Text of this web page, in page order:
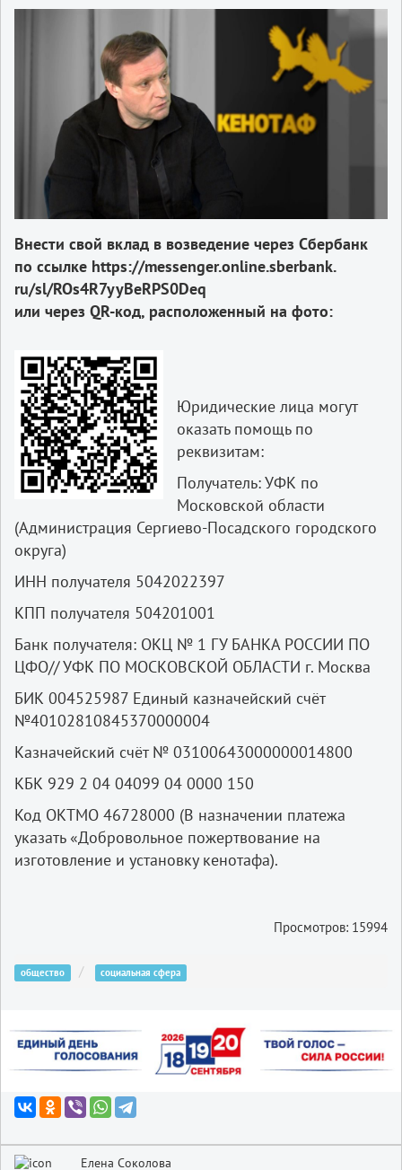
Внести свой вклад в возведение через Сбербанк
по ссылке https://messenger.online.sberbank.
ru/sl/ROs4R7yyBeRPS0Deq
или через QR-код, расположенный на фото:
Юридические лица могут
оказать помощь по
реквизитам:
Получатель: УФК по
Московской области
(Администрация Сергиево-Посадского городского
округа)
ИНН получателя 5042022397
КПП получателя 504201001
Банк получателя: ОКЦ № 1 ГУ БАНКА РОССИИ ПО
ЦФО// УФК ПО МОСКОВСКОЙ ОБЛАСТИ г. Москва
БИК 004525987 Единый казначейский счёт
№40102810845370000004
Казначейский счёт № 03100643000000014800
КБК 929 2 04 04099 04 0000 150
Код ОКТМО 46728000 (В назначении платежа
указать «Добровольное пожертвование на
изготовление и установку кенотафа).
Просмотров: 15994
общество социальная сфера
Елена Соколова